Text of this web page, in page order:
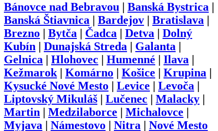
Bánovce nad Bebravou Banská Bystrica
Banská Štiavnica
Bardejov Bratislava
Brezno
Bytča Čadca Detva
Dolný
Kubín
Dunajská Streda Galanta
Gelnica
Hlohovec Humenné Ilava
Kežmarok| Komárno Košice Krupina
Kysucké Nové Mesto
Levice Levoča
Liptovský Mikuláš
Lučenec Malacky
Martin
Medzilaborce Michalovce
Myjava
Námestovo Nitra
Nové Mesto